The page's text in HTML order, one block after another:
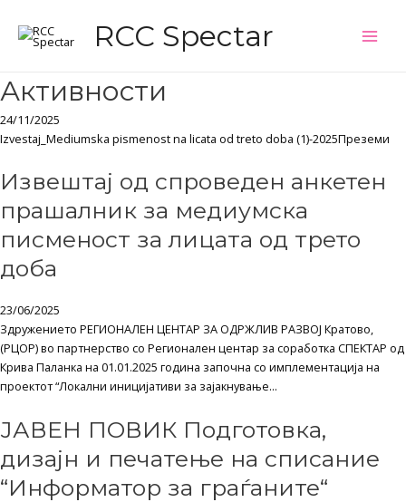
content
RCC Spectar
Активности
24/11/2025
Izvestaj_Mediumska pismenost na licata od treto doba (1)-2025Преземи
Извештај од спроведен анкетен
прашалник за медиумска
писменост за лицата од трето
доба
23/06/2025
Здружението РЕГИОНАЛЕН ЦЕНТАР ЗА ОДРЖЛИВ РАЗВОЈ Кратово,
(РЦОР) во партнерство со Регионален центар за соработка СПЕКТАР од
Крива Паланка на 01.01.2025 година започна со имплементација на
проектот “Локални иницијативи за зајакнување...
ЈАВЕН ПОВИК Подготовка,
дизајн и печатење на списание
“Информатор за граѓаните“